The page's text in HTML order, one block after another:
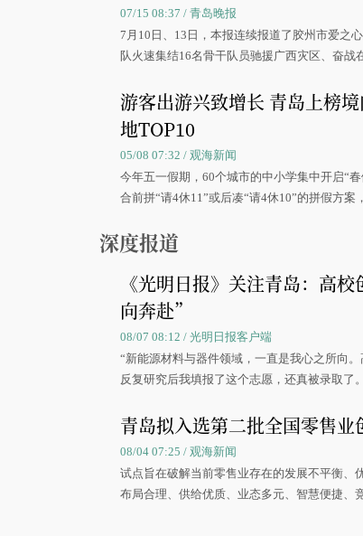
07/15 08:37 / 青岛晚报
7月10日、13日，本报连续报道了胶州市爱之
队火速集结16名骨干队员驰援广西灾区、奋战
游客出游兴致增长 青岛上榜
地TOP10
05/08 07:32 / 观海新闻
今年五一假期，60个城市的中小学集中开启“
合前拼“请4休11”或后凑“请4休10”的拼假方案
深度报道
《光明日报》关注青岛：高
向奔赴”
08/07 08:12 / 光明日报客户端
“新能源材料与器件领域，一直是我心之所向
反复研究后我填报了这个志愿，还真被录取了
青岛拟入选第二批全国零售业
08/04 07:25 / 观海新闻
试点旨在破解当前零售业存在的发展不平衡、
布局合理、供给优质、业态多元、智慧便捷、